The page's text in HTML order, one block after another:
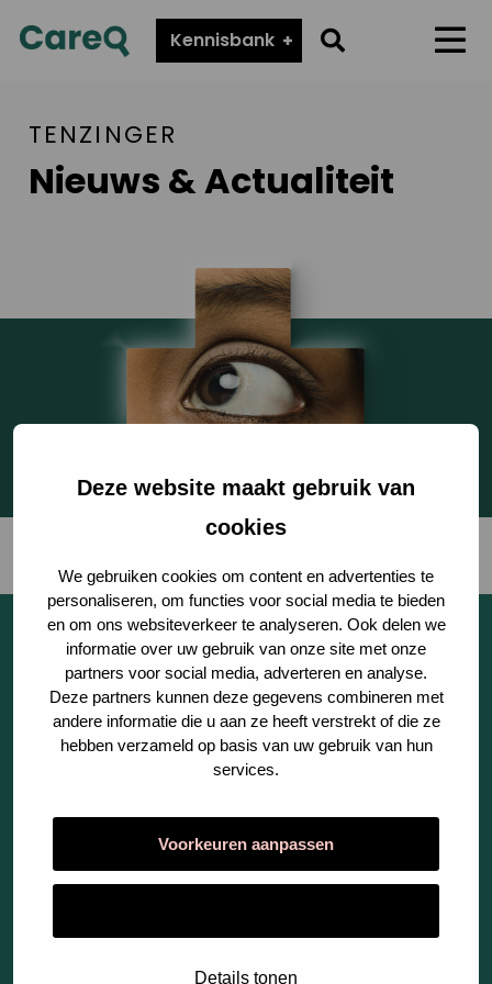
Deze website maakt gebruik van
cookies
We gebruiken cookies om content en advertenties te
personaliseren, om functies voor social media te bieden
en om ons websiteverkeer te analyseren. Ook delen we
informatie over uw gebruik van onze site met onze
partners voor social media, adverteren en analyse.
Deze partners kunnen deze gegevens combineren met
andere informatie die u aan ze heeft verstrekt of die ze
hebben verzameld op basis van uw gebruik van hun
services.
Voorkeuren aanpassen
Details tonen
CareQ
Kennisbank
Go
TENZINGER
Nieuws & Actualiteit
Over ons
Over ons
Werken bij Tenzinger
Zorgverslimmers
Social
LinkedIn
Instagram
Product
Kennisbank